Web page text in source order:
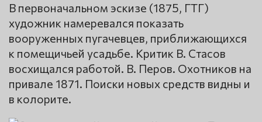
В первоначальном эскизе (1875, ГТГ)
художник намеревался показать
вооруженных пугачевцев, приближающихся
к помещичьей усадьбе. Критик В. Стасов
восхищался работой. В. Перов. Охотников на
привале 1871. Поиски новых средств видны и
в колорите.